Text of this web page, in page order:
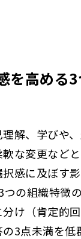
を高める
理解、学びや
軟な変更など
感に及ぼす
の組織特徴
け（肯定的
3点未満を低